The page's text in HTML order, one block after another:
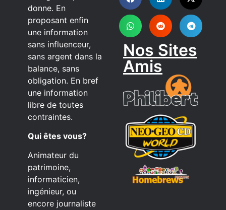
donne. En
proposant enfin
une information
sans influenceur,
sans argent dans la
balance, sans
obligation. En bref
une information
libre de toutes
contraintes.
Qui êtes vous?
Animateur du
patrimoine,
informaticien,
ingénieur, ou
encore journaliste
Nos Sites
Amis